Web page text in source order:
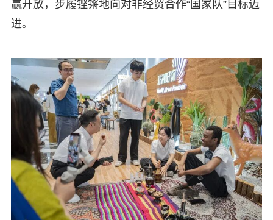
赢开放，步履铿锵地向对非经贸合作“国家队”目标迈
进。